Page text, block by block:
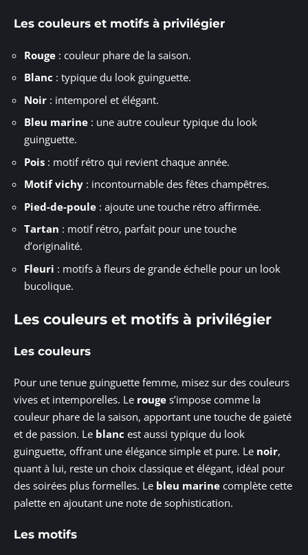
Les couleurs et motifs à privilégier
Rouge : couleur phare de la saison.
Blanc : typique du look guinguette.
Noir : intemporel et élégant.
Bleu marine : une autre couleur typique du look
guinguette.
Pois : motif rétro qui revient chaque année.
Motif vichy : incontournable des fêtes champêtres.
Pied-de-poule : ajoute une touche rétro affirmée.
Tartan : motif rétro, parfait pour une touche
d’originalité.
Fleuri : motifs à fleurs de grande échelle pour un look
bucolique.
Les couleurs et motifs à privilégier
Les couleurs
Pour une tenue guinguette femme, misez sur des couleurs
vives et intemporelles. Le rouge s’impose comme la
couleur phare de la saison, apportant une touche de gaieté
et de passion. Le blanc est aussi typique du look
guinguette, offrant une élégance simple et pure. Le noir,
quant à lui, reste un choix classique et élégant, idéal pour
des soirées plus formelles. Le bleu marine complète cette
palette en ajoutant une note de sophistication.
Les motifs